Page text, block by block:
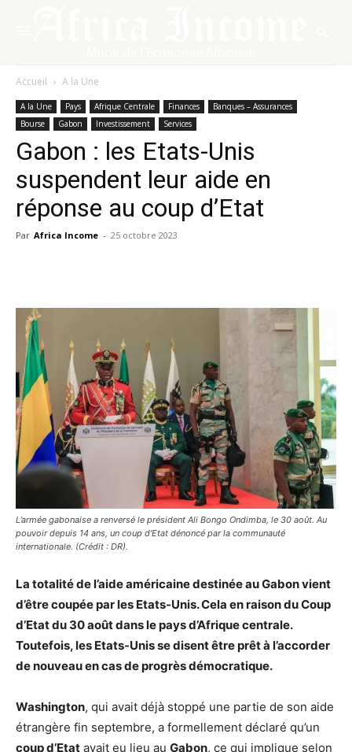
Accueil A la Une
A la Une Pays Afrique Centrale Finances
Banques – Assurances
Bourse
Gabon Investissement Services
Gabon : les Etats-Unis
suspendent leur aide en
réponse au coup d’Etat
Par Africa Income - 25 octobre 2023
L’armée gabonaise a renversé le président Ali Bongo Ondimba, le 30 août. Au
pouvoir depuis 14 ans, un coup d'Etat dénoncé par la communauté
internationale. (Crédit : DR).
La totalité de l’aide américaine destinée au Gabon vient
d’être coupée par les Etats-Unis. Cela en raison du Coup
d’Etat du 30 août dans le pays d’Afrique centrale.
Toutefois, les Etats-Unis se disent être prêt à l’accorder
de nouveau en cas de progrès démocratique.
Washington, qui avait déjà stoppé une partie de son aide
étrangère fin septembre, a formellement déclaré qu’un
coup d’Etat avait eu lieu au Gabon, ce qui implique selon